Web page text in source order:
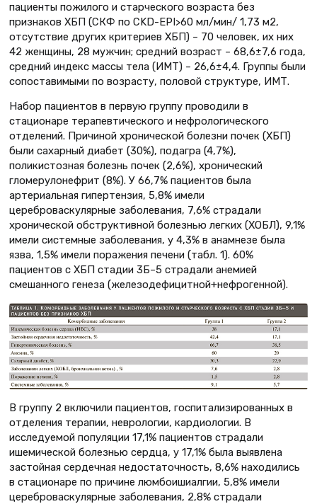
пациенты пожилого и старческого возраста без
признаков ХБП (СКФ по CKD-EPI>60 мл/мин/ 1,73 м2,
отсутствие других критериев ХБП) – 70 человек, их них
42 женщины, 28 мужчин; средний возраст – 68,6±7,6 года,
средний индекс массы тела (ИМТ) – 26,6±4,4. Группы были
сопоставимыми по возрасту, половой структуре, ИМТ.
Набор пациентов в первую группу проводили в
стационаре терапевтического и нефрологического
отделений. Причиной хронической болезни почек (ХБП)
были сахарный диабет (30%), подагра (4,7%),
поликистозная болезнь почек (2,6%), хронический
гломерулонефрит (8%). У 66,7% пациентов была
артериальная гипертензия, 5,8% имели
цереброваскулярные заболевания, 7,6% страдали
хронической обструктивной болезнью легких (ХОБЛ), 9,1%
имели системные заболевания, у 4,3% в анамнезе была
язва, 1,5% имели поражения печени (табл. 1). 60%
пациентов с ХБП стадии 3Б–5 страдали анемией
смешанного генеза (железодефицитной+нефрогенной).
В группу 2 включили пациентов, госпитализированных в
отделения терапии, неврологии, кардиологии. В
исследуемой популяции 17,1% пациентов страдали
ишемической болезнью сердца, у 17,1% была выявлена
застойная сердечная недостаточность, 8,6% находились
в стационаре по причине люмбоишиалгии, 5,8% имели
цереброваскулярные заболевания, 2,8% страдали